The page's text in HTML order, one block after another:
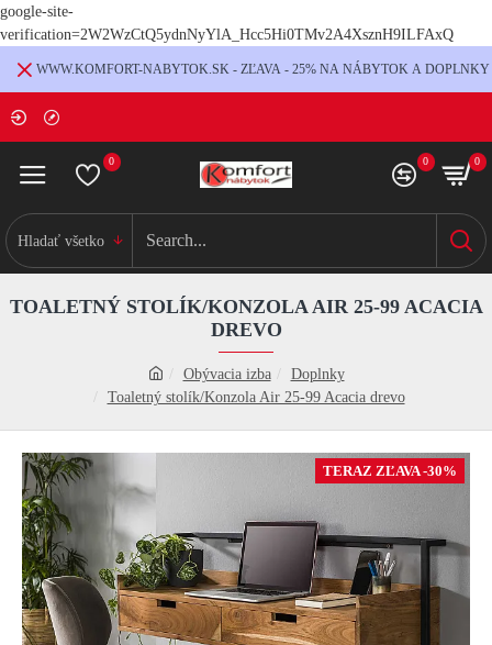
google-site-
verification=2W2WzCtQ5ydnNyYlA_Hcc5Hi0TMv2A4XsznH9ILFAxQ
WWW.KOMFORT-NABYTOK.SK - ZĽAVA - 25% NA NÁBYTOK A DOPLNKY
0 0 0
Hladať všetko
Obývacia izba
Doplnky
Toaletný stolík/Konzola Air 25-99 Acacia drevo
TOALETNÝ STOLÍK/KONZOLA AIR 25-99 ACACIA
DREVO
TERAZ ZĽAVA -30%